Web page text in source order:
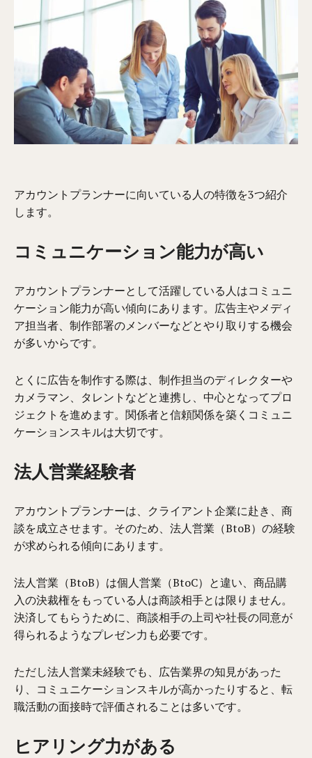
アカウントプランナーに向いている人の特徴を3つ紹介
します。
コミュニケーション能力が高い
アカウントプランナーとして活躍している人はコミュニ
ケーション能力が高い傾向にあります。広告主やメディ
ア担当者、制作部署のメンバーなどとやり取りする機会
が多いからです。
とくに広告を制作する際は、制作担当のディレクターや
カメラマン、タレントなどと連携し、中心となってプロ
ジェクトを進めます。関係者と信頼関係を築くコミュニ
ケーションスキルは大切です。
法人営業経験者
アカウントプランナーは、クライアント企業に赴き、商
談を成立させます。そのため、法人営業（BtoB）の経験
が求められる傾向にあります。
法人営業（BtoB）は個人営業（BtoC）と違い、商品購
入の決裁権をもっている人は商談相手とは限りません。
決済してもらうために、商談相手の上司や社長の同意が
得られるようなプレゼン力も必要です。
ただし法人営業未経験でも、広告業界の知見があった
り、コミュニケーションスキルが高かったりすると、転
職活動の面接時で評価されることは多いです。
ヒアリング力がある